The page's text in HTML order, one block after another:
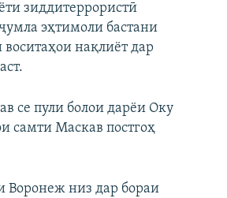
зиддитеррористӣ
эҳтимоли бастани
нақлиёт дар
се пули болои дарёи Оку
самти Маскав постгоҳ
Воронеж низ дар бораи